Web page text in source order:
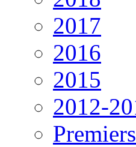
2017
2016
2015
2012-